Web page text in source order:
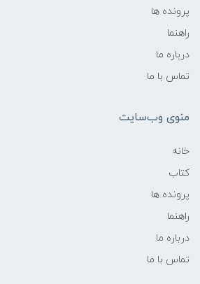
پرونده ها
راهنما
درباره ما
تماس با ما
منوی وب‌سایت
خانه
کتاب
پرونده ها
راهنما
درباره ما
تماس با ما